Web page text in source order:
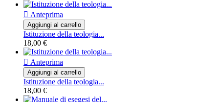
 Anteprima
Aggiungi al carrello
Istituzione della teologia...
18,00 €
 Anteprima
Aggiungi al carrello
Istituzione della teologia...
18,00 €